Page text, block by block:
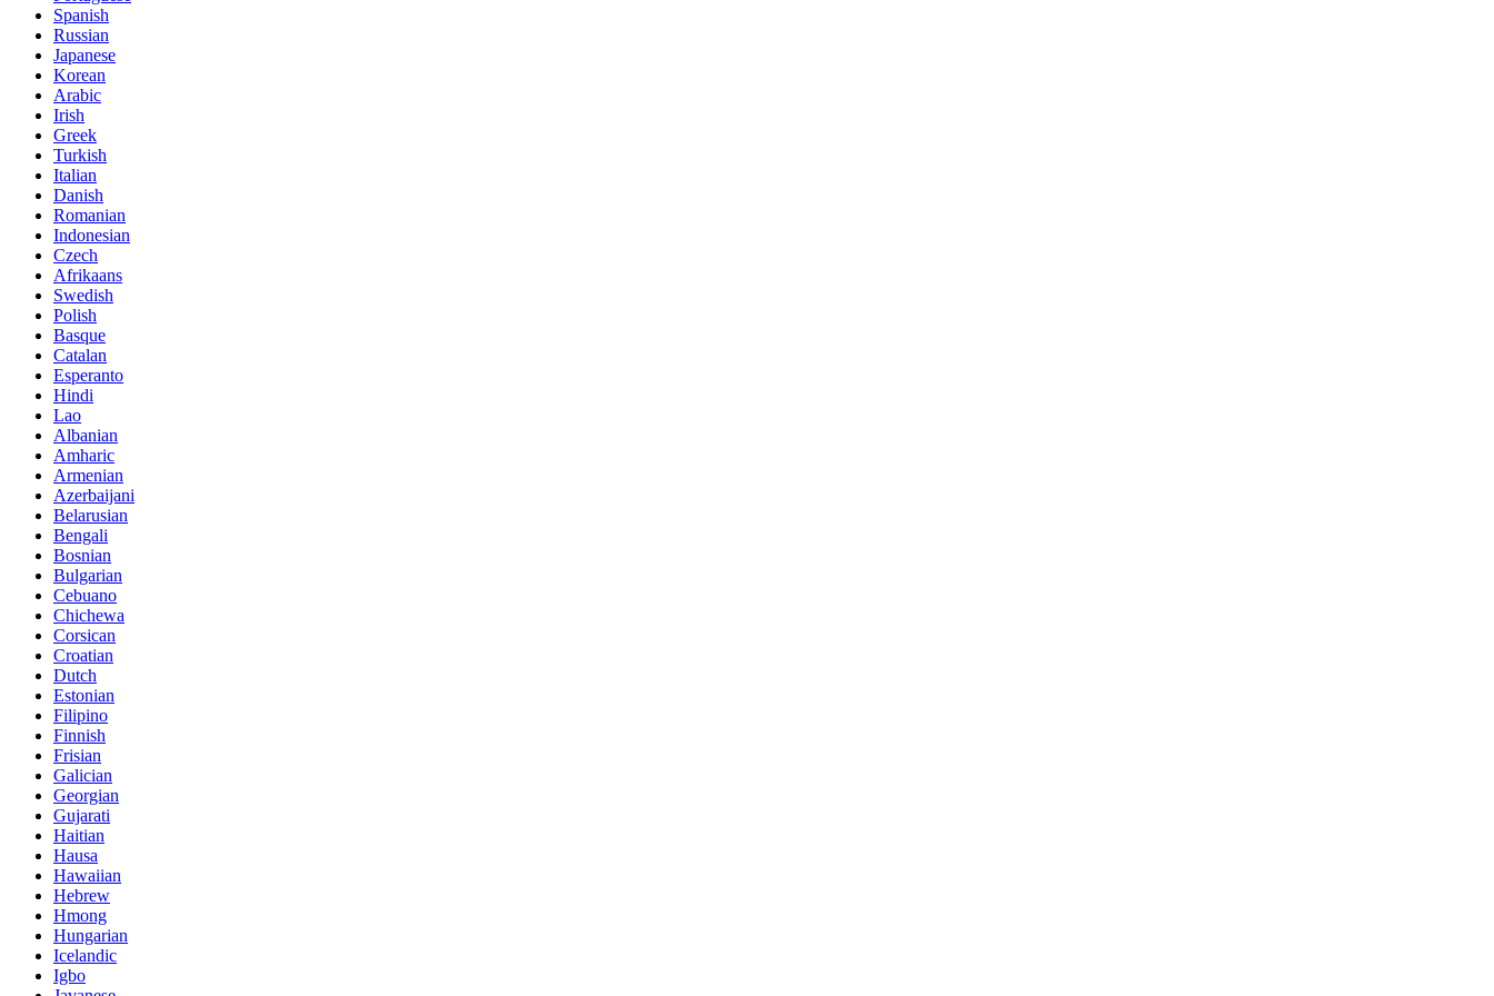
Spanish
Russian
Japanese
Korean
Arabic
Irish
Greek
Turkish
Italian
Danish
Romanian
Indonesian
Czech
Afrikaans
Swedish
Polish
Basque
Catalan
Esperanto
Hindi
Lao
Albanian
Amharic
Armenian
Azerbaijani
Belarusian
Bengali
Bosnian
Bulgarian
Cebuano
Chichewa
Corsican
Croatian
Dutch
Estonian
Filipino
Finnish
Frisian
Galician
Georgian
Gujarati
Haitian
Hausa
Hawaiian
Hebrew
Hmong
Hungarian
Icelandic
Igbo